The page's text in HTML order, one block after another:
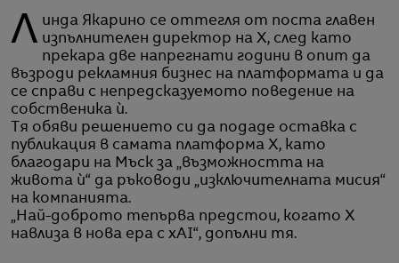
Линда Якарино се оттегля от поста главен изпълнителен директор на X, след като
прекара две напрегнати години в опит да
възроди рекламния бизнес на платформата и да
се справи с непредсказуемото поведение на
собственика ѝ.
Тя обяви решението си да подаде оставка с
публикация в самата платформа X, като
благодари на Мъск за „възможността на
живота ѝ“ да ръководи „изключителната мисия“
на компанията.
„Най-доброто тепърва предстои, когато X
навлиза в нова ера с xAI“, допълни тя.